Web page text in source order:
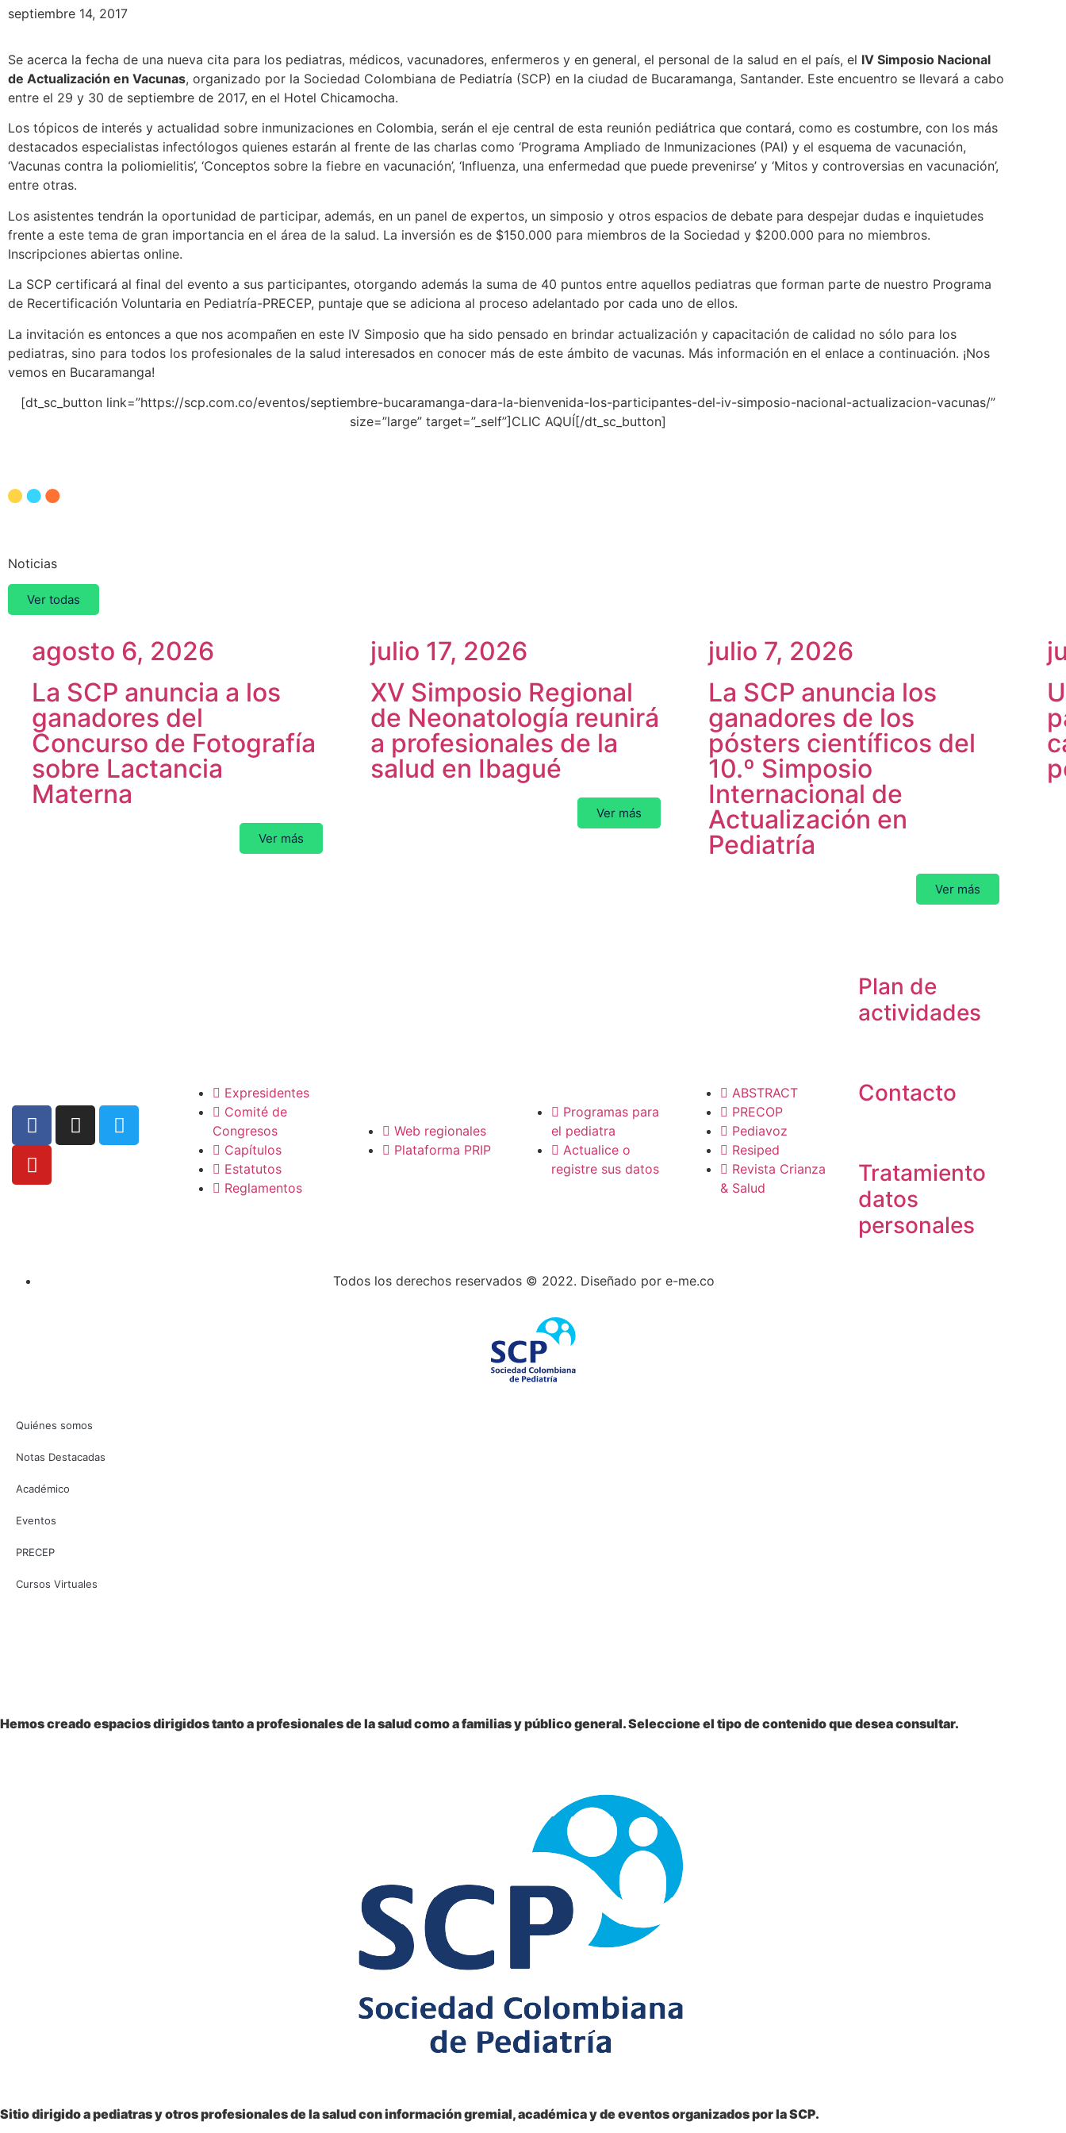
septiembre 14, 2017
Se acerca la fecha de una nueva cita para los pediatras, médicos, vacunadores, enfermeros y en general, el personal de la salud en el país, el IV Simposio Nacional
de Actualización en Vacunas, organizado por la Sociedad Colombiana de Pediatría (SCP) en la ciudad de Bucaramanga, Santander. Este encuentro se llevará a cabo
entre el 29 y 30 de septiembre de 2017, en el Hotel Chicamocha.
Los tópicos de interés y actualidad sobre inmunizaciones en Colombia, serán el eje central de esta reunión pediátrica que contará, como es costumbre, con los más
destacados especialistas infectólogos quienes estarán al frente de las charlas como ‘Programa Ampliado de Inmunizaciones (PAI) y el esquema de vacunación,
‘Vacunas contra la poliomielitis’, ‘Conceptos sobre la fiebre en vacunación’, ‘Influenza, una enfermedad que puede prevenirse’ y ‘Mitos y controversias en vacunación’,
entre otras.
Los asistentes tendrán la oportunidad de participar, además, en un panel de expertos, un simposio y otros espacios de debate para despejar dudas e inquietudes
frente a este tema de gran importancia en el área de la salud. La inversión es de $150.000 para miembros de la Sociedad y $200.000 para no miembros.
Inscripciones abiertas online.
La SCP certificará al final del evento a sus participantes, otorgando además la suma de 40 puntos entre aquellos pediatras que forman parte de nuestro Programa
de Recertificación Voluntaria en Pediatría-PRECEP, puntaje que se adiciona al proceso adelantado por cada uno de ellos.
La invitación es entonces a que nos acompañen en este IV Simposio que ha sido pensado en brindar actualización y capacitación de calidad no sólo para los
pediatras, sino para todos los profesionales de la salud interesados en conocer más de este ámbito de vacunas. Más información en el enlace a continuación. ¡Nos
vemos en Bucaramanga!
[dt_sc_button link=”https://scp.com.co/eventos/septiembre-bucaramanga-dara-la-bienvenida-los-participantes-del-iv-simposio-nacional-actualizacion-vacunas/”
size=”large” target=”_self”]CLIC AQUÍ[/dt_sc_button]
Noticias
Ver todas
agosto 6, 2026
La SCP anuncia a los
ganadores del
Concurso de Fotografía
sobre Lactancia
Materna
Ver más
julio 17, 2026
XV Simposio Regional
de Neonatología reunirá
a profesionales de la
salud en Ibagué
Ver más
julio 7, 2026
La SCP anuncia los
ganadores de los
pósters científicos del
10.º Simposio
Internacional de
Actualización en
Pediatría
Ver más
Expresidentes
Comité de
Congresos
Capítulos
Estatutos
Reglamentos
Web regionales
Plataforma PRIP
Programas para
el pediatra
Actualice o
registre sus datos
ABSTRACT
PRECOP
Pediavoz
Resiped
Revista Crianza
& Salud
Plan de
actividades
Contacto
Tratamiento
datos
personales
Todos los derechos reservados © 2022. Diseñado por e-me.co
Quiénes somos
Notas Destacadas
Académico
Eventos
PRECEP
Cursos Virtuales
Hemos creado espacios dirigidos tanto a profesionales de la salud como a familias y público general. Seleccione el tipo de contenido que desea consultar.
Sitio dirigido apediatras y otros profesionalesde la salud con información gremial, académica y de eventos organizados por la SCP.